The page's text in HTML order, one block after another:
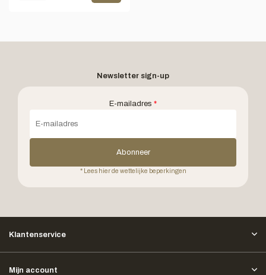
Newsletter sign-up
E-mailadres *
Abonneer
* Lees hier de wettelijke beperkingen
Klantenservice
Mijn account